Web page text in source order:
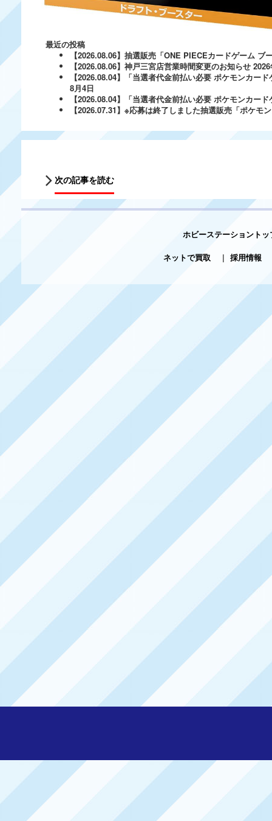
最近の投稿
【2026.08.06】抽選販売「ONE PIECEカードゲーム ブ
【2026.08.06】神戸三宮店営業時間変更のお知らせ
【2026.08.04】「当選者代金前払い必要 ポケモンカー
8月4日
【2026.08.04】「当選者代金前払い必要 ポケモンカー
【2026.07.31】※応募は終了しました抽選販売「ポケ
次の記事を読む
ホビーステーショントッ
ネットで買取
| 採用情報